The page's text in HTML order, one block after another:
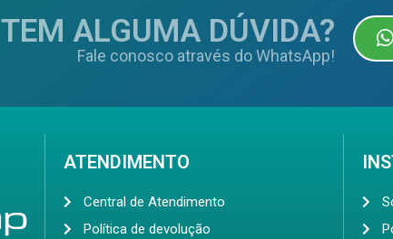
TEM ALGUMA DÚVIDA?
Fale conosco através do WhatsApp!
ATENDIMENTO
Central de Atendimento
Política de devolução